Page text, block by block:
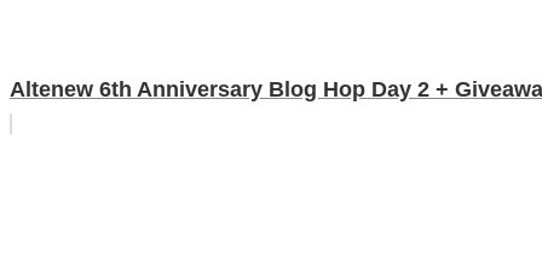
Altenew 6th Anniversary Blog Hop Day 2 +